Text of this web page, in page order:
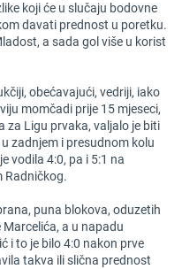
koji će u slučaju bodovne
davati prednost u poretku.
a sada gol više u korist
obećavajući, vedriji, iako
momčadi prije 15 mjeseci,
za Ligu prvaka, valjalo je biti
zadnjem i presudnom kolu
vodila 4:0, pa i 5:1 na
Radničkog.
puna blokova, oduzetih
a u napadu
i to je bilo 4:0 nakon prve
takva ili slična prednost